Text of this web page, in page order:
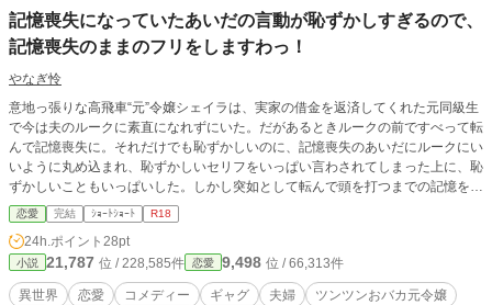
記憶喪失になっていたあいだの言動が恥ずかしすぎるので、
記憶喪失のままのフリをしますわっ！
やなぎ怜
意地っ張りな高飛車“元”令嬢シェイラは、実家の借金を返済してくれた元同級生
で今は夫のルークに素直になれずにいた。だがあるときルークの前ですべって転
んで記憶喪失に。それだけでも恥ずかしいのに、記憶喪失のあいだにルークにい
いように丸め込まれ、恥ずかしいセリフをいっぱい言わされてしまった上に、恥
ずかしいこともいっぱいした。しかし突如として転んで頭を打つまでの記憶を取
り戻し、記憶喪失のあいだの出来事も都合よく忘れるなどという展開が訪れなか
ったシェイラは、恥ずかしさに身悶えし―― 「記憶喪失になっていたあいだの
言動が恥ずかしすぎますわっ……そうだ！ 記憶喪失のままのフリをしましょ
う！」 ※性的表現あり。具体的なエロは冒頭部のみ。♡喘ぎ、擬音、淫語、中
出し、潮吹きの要素あり。
恋愛 完結 ｼｮｰﾄｼｮｰﾄ R18
24h.ポイント 28pt
小説 21,787 位 / 228,585件 恋愛 9,498 位 / 66,313件
異世界 恋愛 コメディー ギャグ 夫婦
ツンツンおバカ元令嬢